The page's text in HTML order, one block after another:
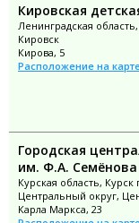
Кировская
Ленинградская
Кировск
Кирова, 5
Расположение на
Городская
им. Ф.А. Семёнова
Курская область, Курск
Центральный округ,
Карла Маркса, 23